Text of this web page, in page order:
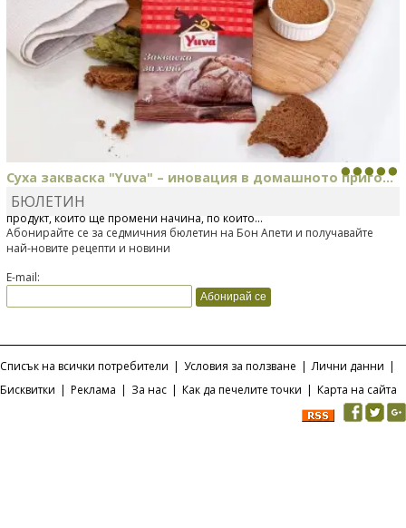
Суха закваска "Yuva" – иновация в домашното приго...
Отскоро Лесафр България стартира предлагането на изцяло нов
продукт, който ще промени начина, по който...
БЮЛЕТИН
Абонирайте се за седмичния бюлетин на Бон Апети и получавайте
най-новите рецепти и новини
E-mail:
Списък на всички потребители | Условия за ползване | Лични данни |
Бисквитки | Реклама | За нас | Как да печелите точки | Карта на сайта